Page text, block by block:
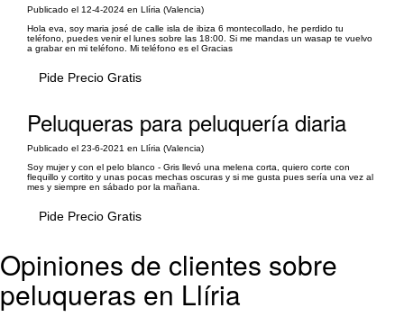
Publicado el 12-4-2024 en Llíria (Valencia)
Hola eva, soy maria josé de calle isla de ibiza 6 montecollado, he perdido tu
teléfono, puedes venir el lunes sobre las 18:00. Si me mandas un wasap te vuelvo
a grabar en mi teléfono. Mi teléfono es el Gracias
Pide Precio Gratis
Peluqueras para peluquería diaria
Publicado el 23-6-2021 en Llíria (Valencia)
Soy mujer y con el pelo blanco - Gris llevó una melena corta, quiero corte con
flequillo y cortito y unas pocas mechas oscuras y si me gusta pues sería una vez al
mes y siempre en sábado por la mañana.
Pide Precio Gratis
Opiniones de clientes sobre
peluqueras en Llíria